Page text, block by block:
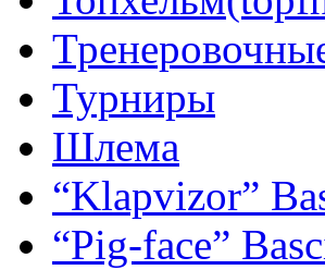
Турниры
Шлема
“Klapvizor”
“Pig-face”